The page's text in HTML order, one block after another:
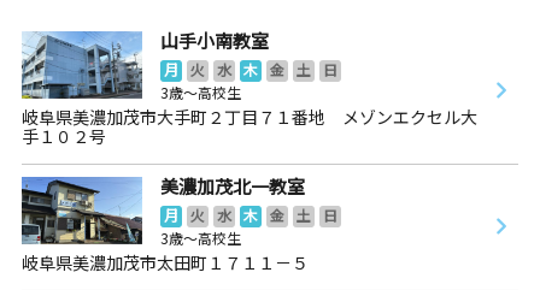
山手小南教室
月 火 水 木 金 土
日
3歳～高校生
岐阜県美濃加茂市大手町２丁目７１番地 メゾンエクセル大
手１０２号
美濃加茂北一教室
月 火 水 木 金 土
日
3歳～高校生
岐阜県美濃加茂市太田町１７１１－５